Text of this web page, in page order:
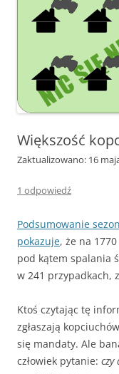
Większość
Zaktualizowano: 16
1 odpowiedź
Podsumowanie
pokazuje, że na
pod kątem spalania
w 241 przypadkach,
Ktoś czytając tę
zgłaszają
się mandaty. Ale
człowiek pytanie: czy